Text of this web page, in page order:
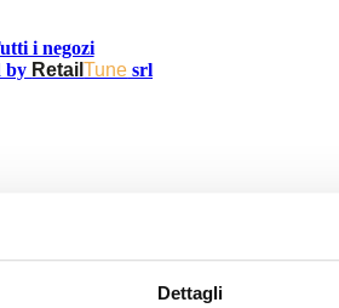
Dettagli
i negozi
by RetailTune srl